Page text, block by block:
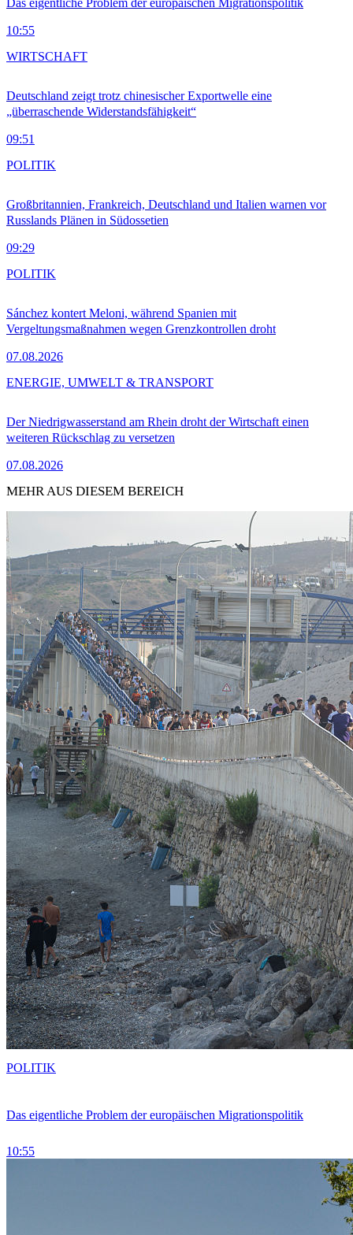
Das eigentliche Problem der europäischen Migrationspolitik
10:55
Deutschland zeigt trotz chinesischer Exportwelle eine
„überraschende Widerstandsfähigkeit“
09:51
WIRTSCHAFT
Großbritannien, Frankreich, Deutschland und Italien warnen vor
Russlands Plänen in Südossetien
09:29
POLITIK
Sánchez kontert Meloni, während Spanien mit
Vergeltungsmaßnahmen wegen Grenzkontrollen droht
07.08.2026
POLITIK
Der Niedrigwasserstand am Rhein droht der Wirtschaft einen
weiteren Rückschlag zu versetzen
07.08.2026
ENERGIE, UMWELT & TRANSPORT
MEHR AUS DIESEM BEREICH
Das eigentliche Problem der europäischen Migrationspolitik
10:55
POLITIK